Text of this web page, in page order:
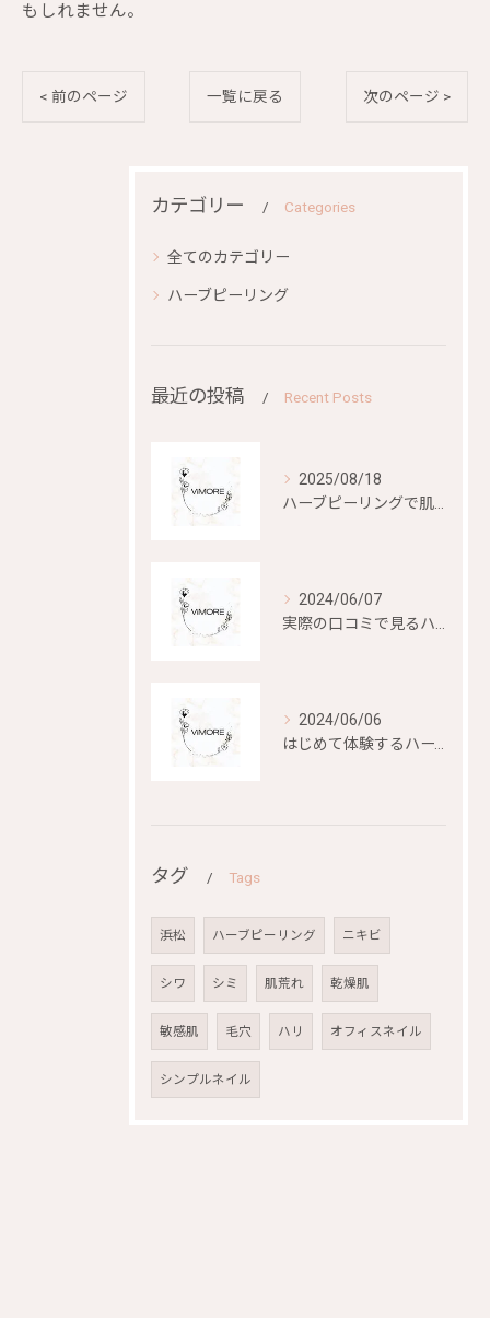
もしれません。
< 前のページ 一覧に戻る 次のページ >
カテゴリー Categories
全てのカテゴリー
ハーブピーリング
最近の投稿 Recent Posts
2025/08/18
2024/06/07
2024/06/06
タグ Tags
浜松 ハーブピーリング ニキビ
シワ シミ 肌荒れ 乾燥肌
敏感肌 毛穴 ハリ オフィスネイル
シンプルネイル